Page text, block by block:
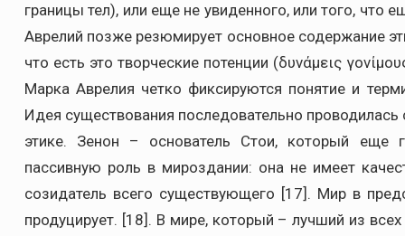
границы тел), или еще не увиденного, или того, что
Аврелий позже резюмирует основное содержание
что есть это творческие потенции (δυνάμεις
Марка Аврелия четко фиксируются понятие и
Идея существования последовательно
этике. Зенон – основатель Стои, который еще
пассивную роль в мироздании: она не имеет
созидатель всего существующего [17]. Мир в
продуцирует. [18]. В мире, который – лучший из